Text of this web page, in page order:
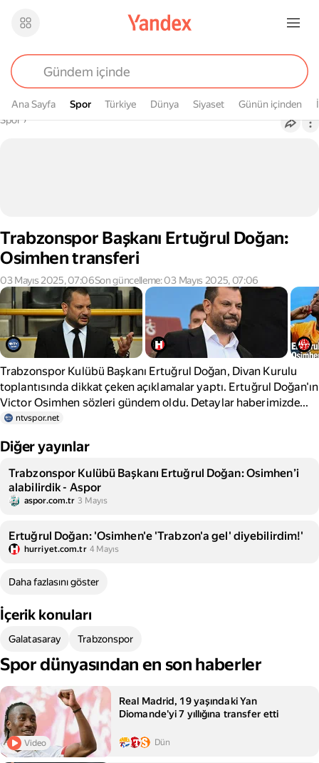
Ana Sayfa Spor
Spor Türkiye Dünya Siyaset Günün içinden
Buradasın
Spor›
Trabzonspor Başkanı Ertuğrul Doğan:
Osimhen transferi
03 Mayıs 2025, 07:06Son güncelleme: 03 Mayıs 2025, 07:06
Trabzonspor Kulübü Başkanı Ertuğrul Doğan, Divan Kurulu
toplantısında dikkat çeken açıklamalar yaptı. Ertuğrul Doğan'ın
Victor Osimhen sözleri gündem oldu. Detaylar haberimizde...
ntvspor.net
Diğer yayınlar
Trabzonspor Kulübü Başkanı Ertuğrul Doğan: Osimhen’i
alabilirdik - Aspor
aspor.com.tr 3 Mayıs
Ertuğrul Doğan: 'Osimhen'e 'Trabzon'a gel' diyebilirdim!'
hurriyet.com.tr 4 Mayıs
Daha fazlasını göster
İçerik konuları
Galatasaray Trabzonspor
Spor dünyasından en son haberler
Video
Real Madrid, 19 yaşındaki Yan
Diomande'yi 7 yıllığına transfer etti
Dün